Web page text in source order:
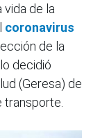
de la
coronavirus
de la
decidió
(Geresa) de
transporte.